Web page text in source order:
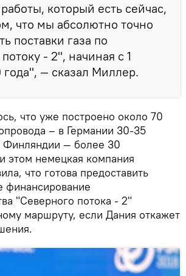
который есть сейчас,
что мы абсолютно точно
поставки газа по
- 2", начиная с 1
года", — сказал Миллер.
что уже построено около 70
– в Германии 30-35
Финляндии — более 30
этом немецкая компания
что готова предоставить
финансирование
"Северного потока - 2"
маршруту, если Дания откажет